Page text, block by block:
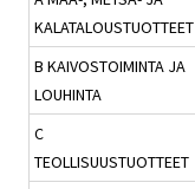
KALATALOUSTUOTTEET
B KAIVOSTOIMINTA JA
LOUHINTA
C
TEOLLISUUSTUOTTEET